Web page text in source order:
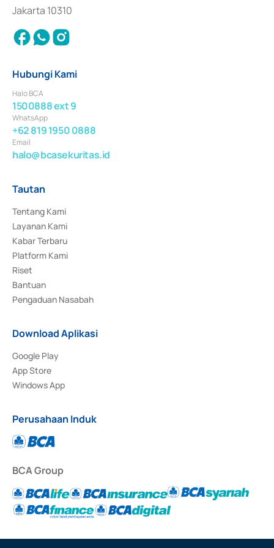
Jakarta 10310
Hubungi Kami
Halo BCA
1500888 ext 9
WhatsApp
+62 819 1950 0888
Email
halo@bcasekuritas.id
Tautan
Tentang Kami
Layanan Kami
Kabar Terbaru
Platform Kami
Riset
Bantuan
Pengaduan Nasabah
Download Aplikasi
Google Play
App Store
Windows App
Perusahaan Induk
BCA Group